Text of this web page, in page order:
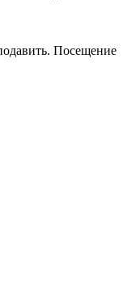
Посещение